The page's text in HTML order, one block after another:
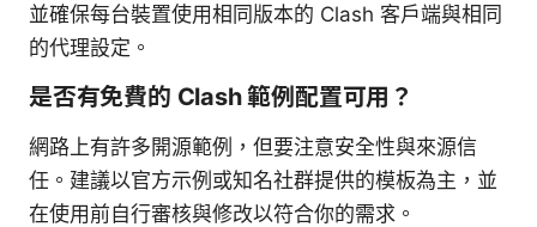
並確保每台裝置使用相同版本的 Clash 客戶端與相同
的代理設定。
是否有免費的 Clash 範例配置可用？
網路上有許多開源範例，但要注意安全性與來源信
任。建議以官方示例或知名社群提供的模板為主，並
在使用前自行審核與修改以符合你的需求。